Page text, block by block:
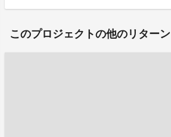
このプロジェクトの他のリターン